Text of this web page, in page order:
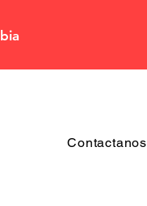
Contactanos